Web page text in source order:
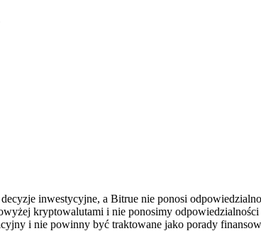
inwestycyjne, a Bitrue nie ponosi
kryptowalutami i nie ponosimy
i nie powinny być traktowane jako porady